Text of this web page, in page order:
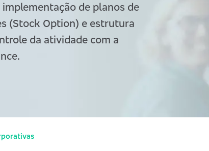
de planos de
(Stock Option) e estrutura
da atividade com a